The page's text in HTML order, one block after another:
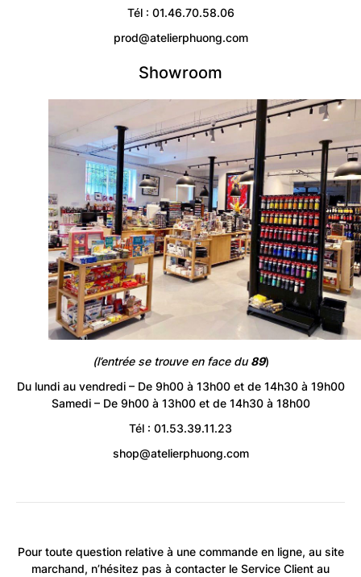
Tél : 01.46.70.58.06
prod@atelierphuong.com
Showroom
(l’entrée se trouve en face du89)
Du lundi au vendredi – De 9h00 à 13h00 et de 14h30 à 19h00
Samedi – De 9h00 à 13h00 et de 14h30 à 18h00
Tél : 01.53.39.11.23
shop@atelierphuong.com
Pour toute question relative à une commande en ligne, au site
marchand, n’hésitez pas à contacter le Service Client au